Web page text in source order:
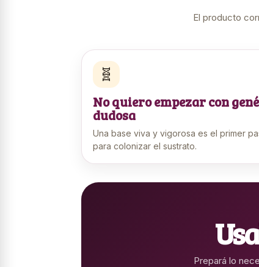
El producto
🧬
No quiero empezar con
dudosa
Una base viva y vigorosa es el primer
para colonizar el sustrato.
Prepará lo